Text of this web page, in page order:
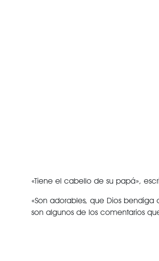
«Tiene el cabello de su papá»,
«Son adorables, que Dios
son algunos de los comentarios